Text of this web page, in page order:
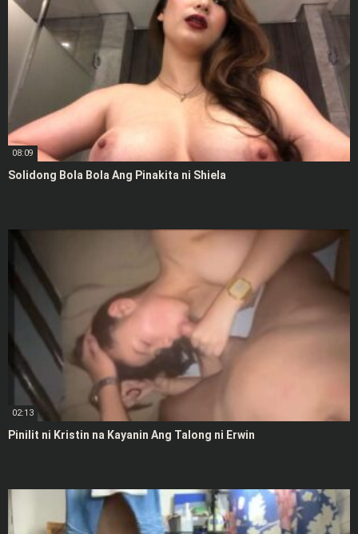
08:09
Solidong Bola Bola Ang Pinakita ni Shiela
02:13
Pinilit ni Kristin na Kayanin Ang Talong ni Erwin